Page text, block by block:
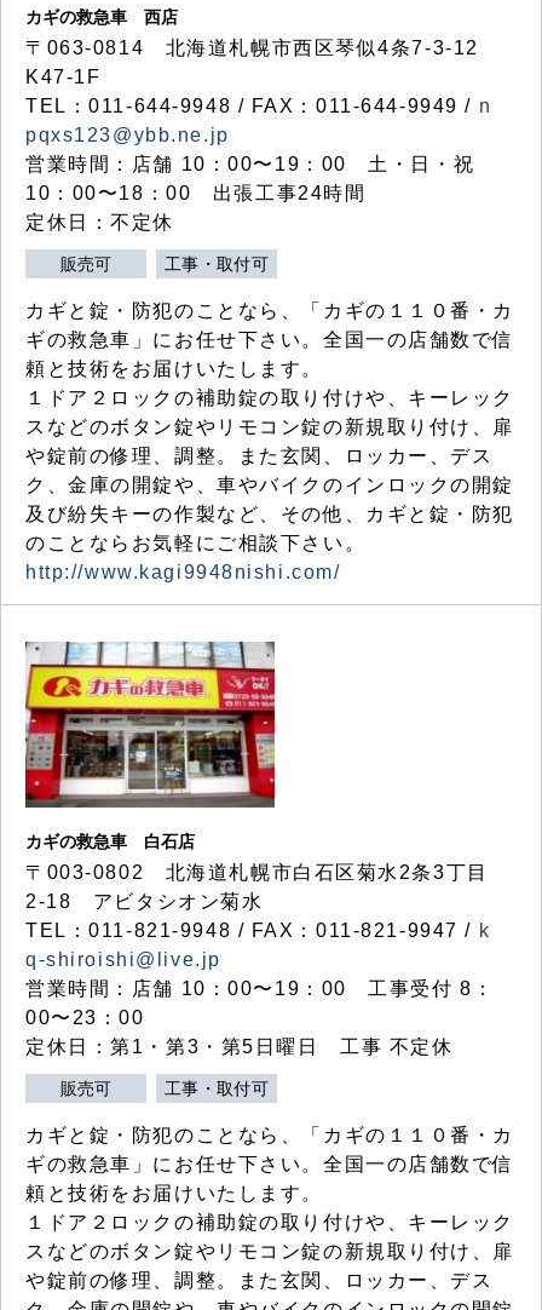
カギの救急車 西店
〒063-0814 北海道札幌市西区琴似4条7-3-12
K47-1F
TEL：011-644-9948 / FAX：011-644-9949 / n
pqxs123@ybb.ne.jp
営業時間：店舗 10：00〜19：00 土・日・祝
10：00〜18：00 出張工事24時間
定休日：不定休
販売可 工事・取付可
カギと錠・防犯のことなら、「カギの１１０番・カ
ギの救急車」にお任せ下さい。全国一の店舗数で信
頼と技術をお届けいたします。
１ドア２ロックの補助錠の取り付けや、キーレック
スなどのボタン錠やリモコン錠の新規取り付け、扉
や錠前の修理、調整。また玄関、ロッカー、デス
ク、金庫の開錠や、車やバイクのインロックの開錠
及び紛失キーの作製など、その他、カギと錠・防犯
のことならお気軽にご相談下さい。
http://www.kagi9948nishi.com/
カギの救急車 白石店
〒003-0802 北海道札幌市白石区菊水2条3丁目
2-18 アビタシオン菊水
TEL：011-821-9948 / FAX：011-821-9947 / k
q-shiroishi@live.jp
営業時間：店舗 10：00〜19：00 工事受付 8：
00〜23：00
定休日：第1・第3・第5日曜日 工事 不定休
販売可 工事・取付可
カギと錠・防犯のことなら、「カギの１１０番・カ
ギの救急車」にお任せ下さい。全国一の店舗数で信
頼と技術をお届けいたします。
１ドア２ロックの補助錠の取り付けや、キーレック
スなどのボタン錠やリモコン錠の新規取り付け、扉
や錠前の修理、調整。また玄関、ロッカー、デス